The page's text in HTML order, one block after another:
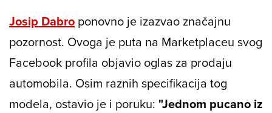
Josip Dabro ponovno je izazvao značajnu
pozornost. Ovoga je puta na Marketplaceu svog
Facebook profila objavio oglas za prodaju
automobila. Osim raznih specifikacija tog
modela, ostavio je i poruku: "Jednom pucano iz